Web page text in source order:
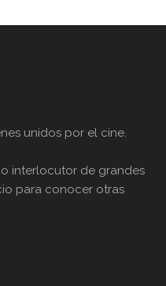
unidos por el cine.
interlocutor de grandes
para conocer otras